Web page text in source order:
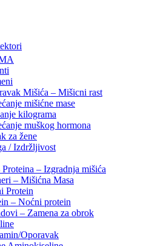
Mišića – Mišicni rast
mišićne mase
kilograma
muškog hormona
za žene
/ Izdržljivost
Proteina – Izgradnja mišića
– Mišićna Masa
Protein
– Noćni protein
– Zamena za obrok
Oporavak